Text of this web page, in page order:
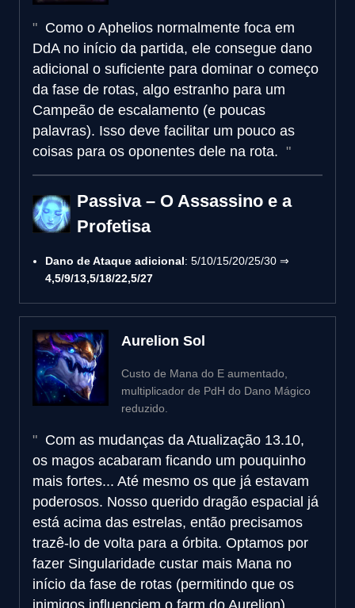
Como o Aphelios normalmente foca em
DdA no início da partida, ele consegue dano
adicional o suficiente para dominar o começo
da fase de rotas, algo estranho para um
Campeão de escalamento (e poucas
palavras). Isso deve facilitar um pouco as
coisas para os oponentes dele na rota.
Passiva – O Assassino e a
Profetisa
Dano de Ataque adicional: 5/10/15/20/25/30 ⇒
4,5/9/13,5/18/22,5/27
Aurelion Sol
Custo de Mana do E aumentado,
multiplicador de PdH do Dano Mágico
reduzido.
Com as mudanças da Atualização 13.10,
os magos acabaram ficando um pouquinho
mais fortes... Até mesmo os que já estavam
poderosos. Nosso querido dragão espacial já
está acima das estrelas, então precisamos
trazê-lo de volta para a órbita. Optamos por
fazer Singularidade custar mais Mana no
início da fase de rotas (permitindo que os
inimigos influenciem o farm do Aurelion),